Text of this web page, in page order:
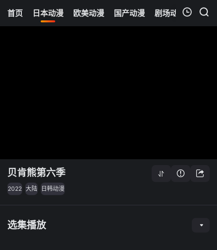
首页 日本动漫 欧美动漫 国产动漫 剧场动漫 追剧
贝肯熊第六季
2022 大陆 日韩动漫
选集播放